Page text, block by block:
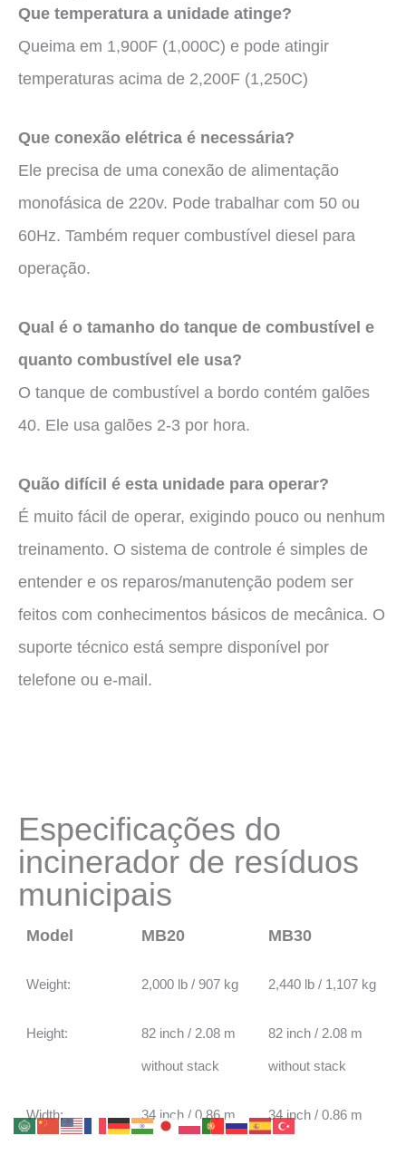
Que temperatura a unidade atinge?
Queima em 1,900F (1,000C) e pode atingir
temperaturas acima de 2,200F (1,250C)
Que conexão elétrica é necessária?
Ele precisa de uma conexão de alimentação
monofásica de 220v. Pode trabalhar com 50 ou
60Hz. Também requer combustível diesel para
operação.
Qual é o tamanho do tanque de combustível e
quanto combustível ele usa?
O tanque de combustível a bordo contém galões
40. Ele usa galões 2-3 por hora.
Quão difícil é esta unidade para operar?
É muito fácil de operar, exigindo pouco ou nenhum
treinamento. O sistema de controle é simples de
entender e os reparos/manutenção podem ser
feitos com conhecimentos básicos de mecânica. O
suporte técnico está sempre disponível por
telefone ou e-mail.
Especificações do
incinerador de resíduos
municipais
Model MB20 MB30
Weight: 2,000 lb / 907 kg 2,440 lb / 1,107 kg
Height: 82 inch / 2.08 m
without stack
82 inch / 2.08 m
without stack
Width: 34 inch / 0.86 m 34 inch / 0.86 m